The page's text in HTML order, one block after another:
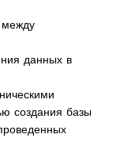
данных в
создания базы